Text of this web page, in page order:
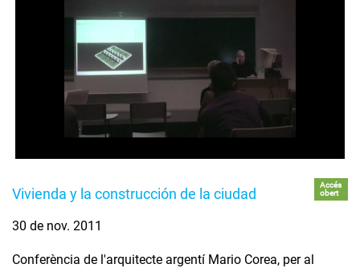
Vivienda y la construcción de la ciudad
Accés
obert
30 de nov. 2011
Conferència de l'arquitecte argentí Mario Corea, per al